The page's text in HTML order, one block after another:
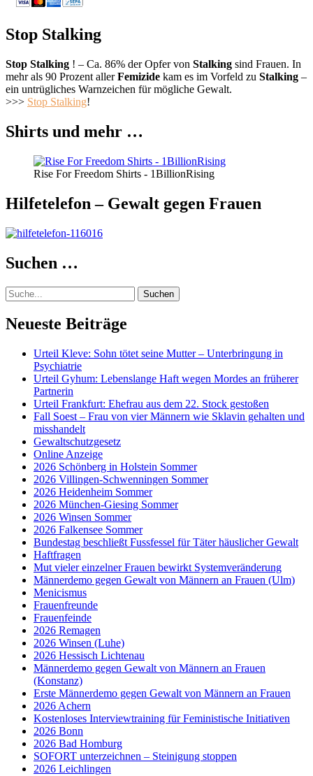
Stop Stalking
Stop Stalking ! – Ca. 86% der Opfer von Stalking sind Frauen. In
mehr als 90 Prozent allerFemizide kam es im Vorfeld zu Stalking –
ein untrügliches Warnzeichen für mögliche Gewalt.
>>> Stop Stalking!
Shirts und mehr …
Rise For Freedom Shirts - 1BillionRising
Hilfetelefon – Gewalt gegen Frauen
Suchen …
Suche
Neueste Beiträge
Urteil Kleve: Sohn tötet seine Mutter – Unterbringung in
Psychiatrie
Urteil Gyhum: Lebenslange Haft wegen Mordes an früherer
Partnerin
Urteil Frankfurt: Ehefrau aus dem 22. Stock gestoßen
Fall Soest – Frau von vier Männern wie Sklavin gehalten und
misshandelt
Gewaltschutzgesetz
Online Anzeige
2026 Schönberg in Holstein Sommer
2026 Villingen-Schwenningen Sommer
2026 Heidenheim Sommer
2026 München-Giesing Sommer
2026 Winsen Sommer
2026 Falkensee Sommer
Bundestag beschließt Fussfessel für Täter häuslicher Gewalt
Haftfragen
Mut vieler einzelner Frauen bewirkt Systemveränderung
Männerdemo gegen Gewalt von Männern an Frauen (Ulm)
Menicismus
Frauenfreunde
Frauenfeinde
2026 Remagen
2026 Winsen (Luhe)
2026 Hessisch Lichtenau
Männerdemo gegen Gewalt von Männern an Frauen
(Konstanz)
Erste Männerdemo gegen Gewalt von Männern an Frauen
2026 Achern
Kostenloses Interviewtraining für Feministische Initiativen
2026 Bonn
2026 Bad Homburg
SOFORT unterzeichnen – Steinigung stoppen
2026 Leichlingen